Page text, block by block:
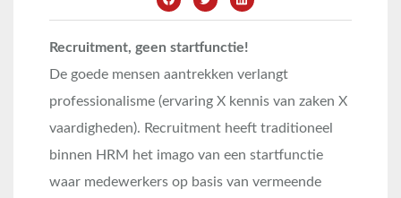
Recruitment, geen startfunctie!
De goede mensen aantrekken verlangt
professionalisme (ervaring X kennis van zaken X
vaardigheden). Recruitment heeft traditioneel
binnen HRM het imago van een startfunctie
waar medewerkers op basis van vermeende